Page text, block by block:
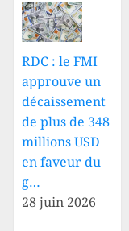
RDC : le FMI
approuve un
décaissement
de plus de 348
millions USD
en faveur du
g…
28 juin 2026